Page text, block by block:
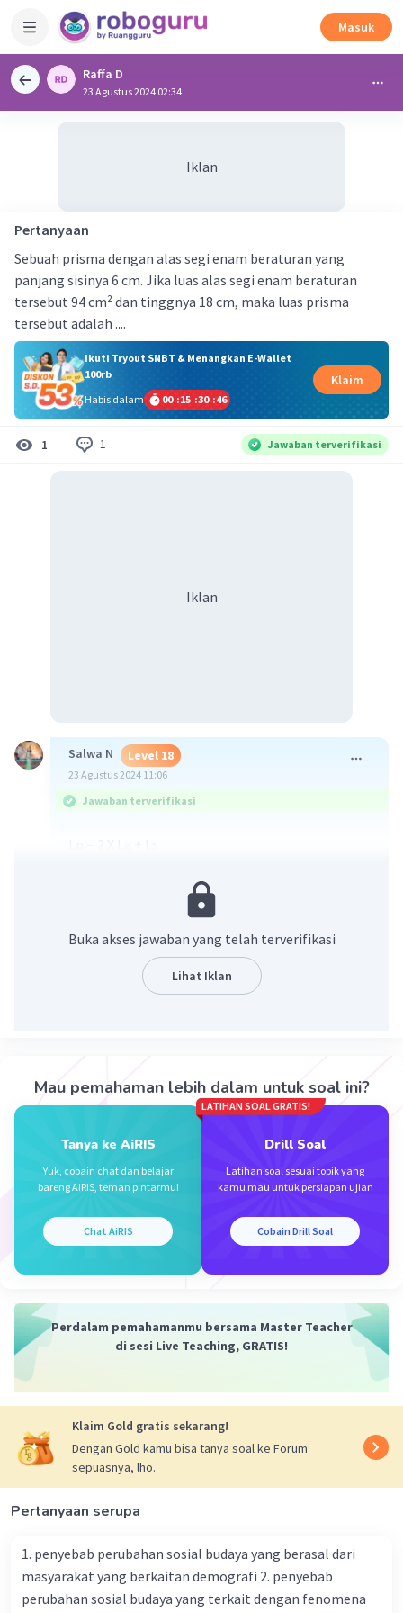
Masuk
Raffa D
23 Agustus 2024 02:34
Iklan
Pertanyaan
Sebuah prisma dengan alas segi enam beraturan yang
panjang sisinya 6 cm. Jika luas alas segi enam beraturan
tersebut 94 cm² dan tinggnya 18 cm, maka luas prisma
tersebut adalah ....
Ikuti Tryout SNBT & Menangkan E-Wallet
100rb
Habis dalam
00 :15 :30 :46
Klaim
1 1 Jawaban terverifikasi
Iklan
Salwa N Level 18
23 Agustus 2024 11:06
Jawaban terverifikasi
Lp = 2 X 94 + (36 X 18)
Lp = 836 cm
5.0(1) Balas
Buka akses jawaban yang telah terverifikasi
Lihat Iklan
Mau pemahaman lebih dalam untuk soal ini?
Tanya ke AiRIS
Yuk, cobain chat dan belajar
bareng AiRIS, teman pintarmu!
Chat AiRIS
LATIHAN SOAL GRATIS!
Drill Soal
Latihan soal sesuai topik yang
kamu mau untuk persiapan ujian
Cobain Drill Soal
Perdalam pemahamanmu bersama Master Teacher
di sesi Live Teaching, GRATIS!
Klaim Gold gratis sekarang!
Dengan Gold kamu bisa tanya soal ke Forum
sepuasnya, lho.
Pertanyaan serupa
1. penyebab perubahan sosial budaya yang berasal dari
masyarakat yang berkaitan demografi 2. penyebab
perubahan sosial budaya yang terkait dengan fenomena